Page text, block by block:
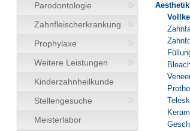
Parodontologie
Zahnfleischerkrankung
Prophylaxe
Weitere Leistungen
Kinderzahnheilkunde
Stellengesuche
Meisterlabor
Aesthetik